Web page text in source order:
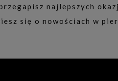
najlepszych
się o nowościach w